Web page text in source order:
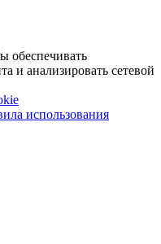
обеспечивать
и анализировать сетевой
использования